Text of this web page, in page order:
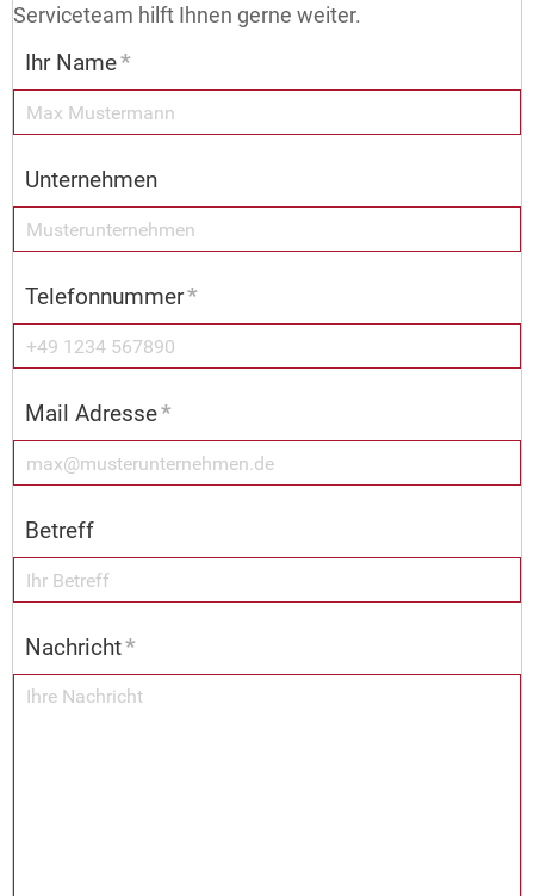
Serviceteam hilft Ihnen gerne weiter.
Ihr Name*
Unternehmen
Telefonnummer*
Mail Adresse*
Betreff
Nachricht*